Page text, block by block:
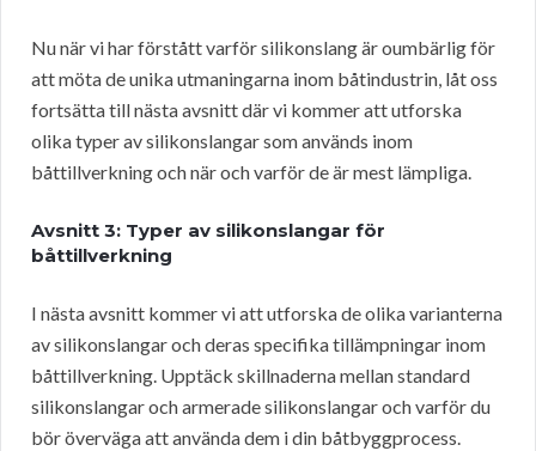
Nu när vi har förstått varför silikonslang är oumbärlig för
att möta de unika utmaningarna inom båtindustrin, låt oss
fortsätta till nästa avsnitt där vi kommer att utforska
olika typer av silikonslangar som används inom
båttillverkning och när och varför de är mest lämpliga.
Avsnitt 3: Typer av silikonslangar för
båttillverkning
I nästa avsnitt kommer vi att utforska de olika varianterna
av silikonslangar och deras specifika tillämpningar inom
båttillverkning. Upptäck skillnaderna mellan standard
silikonslangar och armerade silikonslangar och varför du
bör överväga att använda dem i din båtbyggprocess.